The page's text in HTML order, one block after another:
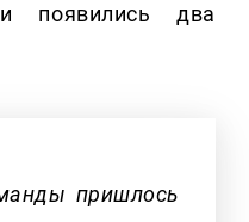
появились два
пришлось